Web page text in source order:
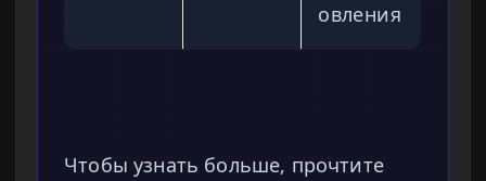
овления
Чтобы узнать больше, прочтите